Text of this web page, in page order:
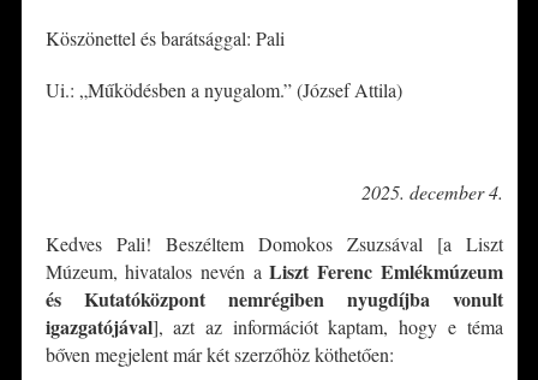
Köszönettel és barátsággal: Pali
Ui.: „Működésben a nyugalom.” (József Attila)
2025. december 4.
Kedves Pali! Beszéltem Domokos Zsuzsával [a Liszt
Múzeum, hivatalos nevén aLiszt Ferenc Emlékmúzeum
és Kutatóközpont nemrégiben nyugdíjba vonult
igazgatójával], azt az információt kaptam, hogy e téma
bőven megjelent már két szerzőhöz köthetően: